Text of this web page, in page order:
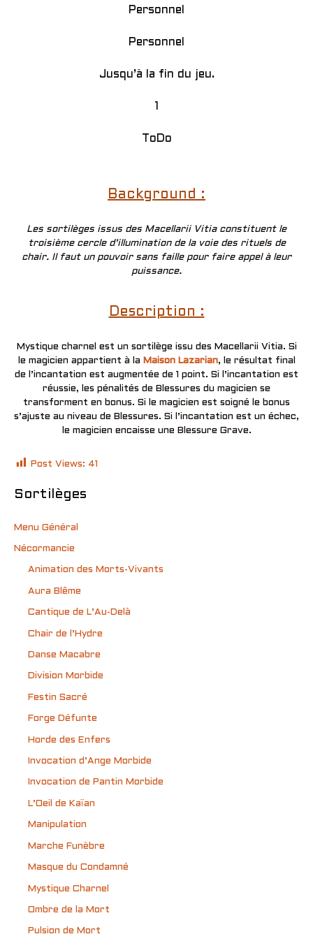
Personnel
Personnel
Jusqu’à la fin du jeu.
ToDo
Background :
Les sortilèges issus des Macellarii Vitia constituent le
troisième cercle d’illumination de la voie des rituels de
chair. Il faut un pouvoir sans faille pour faire appel à leur
puissance.
Description :
Mystique charnel est un sortilège issu des Macellarii Vitia. Si
le magicien appartient à la Maison Lazarian, le résultat final
de l’incantation est augmentée de 1 point. Si l’incantation est
réussie, les pénalités de Blessures du magicien se
transforment en bonus. Si le magicien est soigné le bonus
s’ajuste au niveau de Blessures. Si l’incantation est un échec,
le magicien encaisse une Blessure Grave.
Post Views: 41
Sortilèges
Menu Général
Nécormancie
Animation des Morts-Vivants
Aura Blême
Cantique de L’Au-Delà
Chair de l’Hydre
Danse Macabre
Division Morbide
Festin Sacré
Forge Défunte
Horde des Enfers
Invocation d’Ange Morbide
Invocation de Pantin Morbide
L’Oeil de Kaïan
Manipulation
Marche Funèbre
Masque du Condamné
Mystique Charnel
Ombre de la Mort
Pulsion de Mort